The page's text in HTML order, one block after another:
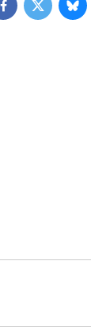
Facebook
Twitter